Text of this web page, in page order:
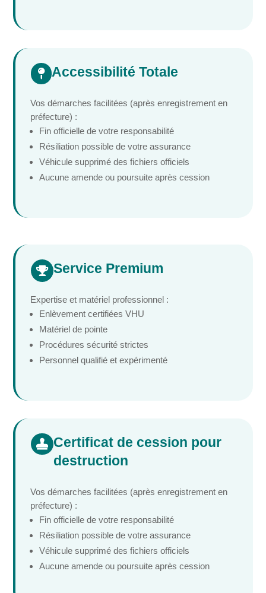
 Accessibilité Totale
Vos démarches facilitées (après enregistrement en
préfecture) :
Fin officielle de votre responsabilité
Résiliation possible de votre assurance
Véhicule supprimé des fichiers officiels
Aucune amende ou poursuite après cession
 Service Premium
Expertise et matériel professionnel :
Enlèvement certifiées VHU
Matériel de pointe
Procédures sécurité strictes
Personnel qualifié et expérimenté
 Certificat de cession pour
destruction
Vos démarches facilitées (après enregistrement en
préfecture) :
Fin officielle de votre responsabilité
Résiliation possible de votre assurance
Véhicule supprimé des fichiers officiels
Aucune amende ou poursuite après cession